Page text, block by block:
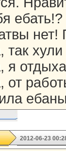
нет!
так
я
от
2012-06-23